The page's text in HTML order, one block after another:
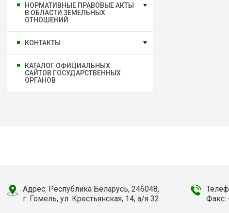
НОРМАТИВНЫЕ ПРАВОВЫЕ АКТЫ
В ОБЛАСТИ ЗЕМЕЛЬНЫХ
ОТНОШЕНИЙ
КОНТАКТЫ
КАТАЛОГ ОФИЦИАЛЬНЫХ
САЙТОВ ГОСУДАРСТВЕННЫХ
ОРГАНОВ
Адрес: Республика Беларусь, 246048,
г. Гомель, ул. Крестьянская, 14, а/я 32
Факс: